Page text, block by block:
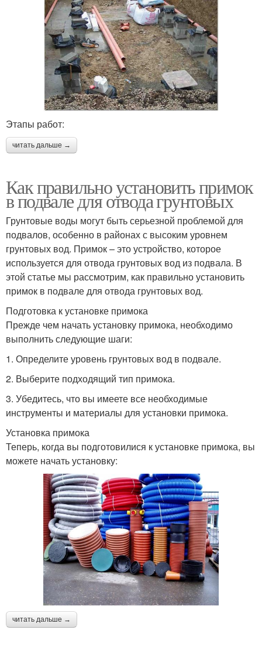
Этапы работ:
читать дальше →
Как правильно установить примок
в подвале для отвода грунтовых
Грунтовые воды могут быть серьезной проблемой для
подвалов, особенно в районах с высоким уровнем
грунтовых вод. Примок – это устройство, которое
используется для отвода грунтовых вод из подвала. В
этой статье мы рассмотрим, как правильно установить
примок в подвале для отвода грунтовых вод.
Подготовка к установке примока
Прежде чем начать установку примока, необходимо
выполнить следующие шаги:
1. Определите уровень грунтовых вод в подвале.
2. Выберите подходящий тип примока.
3. Убедитесь, что вы имеете все необходимые
инструменты и материалы для установки примока.
Установка примока
Теперь, когда вы подготовилися к установке примока, вы
можете начать установку:
читать дальше →